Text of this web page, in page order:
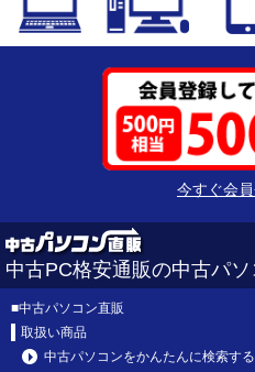
今すぐ会
中古PC格安通販の中古パソ
■中古パソコン直販
取扱い商品
中古パソコンをかんたんに検索する